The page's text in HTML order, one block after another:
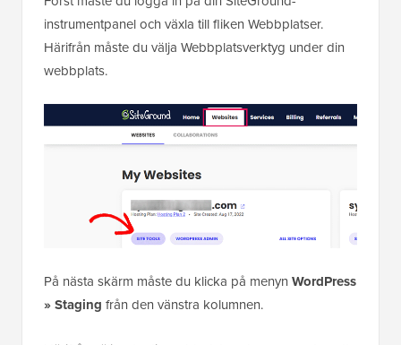
instrumentpanel och växla till fliken Webbplatser.
Härifrån måste du välja Webbplatsverktyg under din
webbplats.
På nästa skärm måste du klicka på menyn WordPress
» Staging från den vänstra kolumnen.